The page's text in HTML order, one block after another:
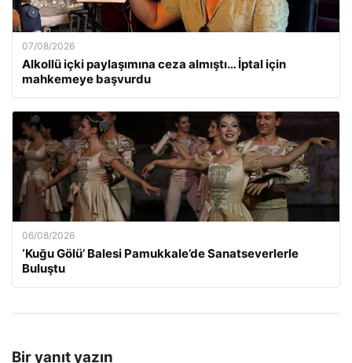
07/08/2026
Alkollü içki paylaşımına ceza almıştı… İptal için
mahkemeye başvurdu
06/08/2026
‘Kuğu Gölü’ Balesi Pamukkale’de Sanatseverlerle
Buluştu
Bir yanıt yazın